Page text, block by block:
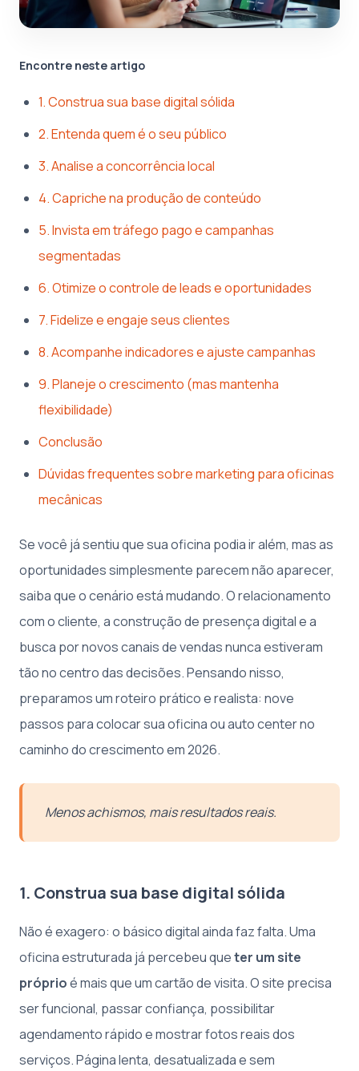
Encontre neste artigo
1. Construa sua base digital sólida
2. Entenda quem é o seu público
3. Analise a concorrência local
4. Capriche na produção de conteúdo
5. Invista em tráfego pago e campanhas
segmentadas
6. Otimize o controle de leads e oportunidades
7. Fidelize e engaje seus clientes
8. Acompanhe indicadores e ajuste campanhas
9. Planeje o crescimento (mas mantenha
flexibilidade)
Conclusão
Dúvidas frequentes sobre marketing para oficinas
mecânicas
Se você já sentiu que sua oficina podia ir além, mas as
oportunidades simplesmente parecem não aparecer,
saiba que o cenário está mudando. O relacionamento
com o cliente, a construção de presença digital e a
busca por novos canais de vendas nunca estiveram
tão no centro das decisões. Pensando nisso,
preparamos um roteiro prático e realista: nove
passos para colocar sua oficina ou auto center no
caminho do crescimento em 2026.
Menos achismos, mais resultados reais.
1. Construa sua base digital sólida
Não é exagero: o básico digital ainda faz falta. Uma
oficina estruturada já percebeu queter um site
próprioé mais que um cartão de visita. O site precisa
ser funcional, passar confiança, possibilitar
agendamento rápido e mostrar fotos reais dos
serviços. Página lenta, desatualizada e sem